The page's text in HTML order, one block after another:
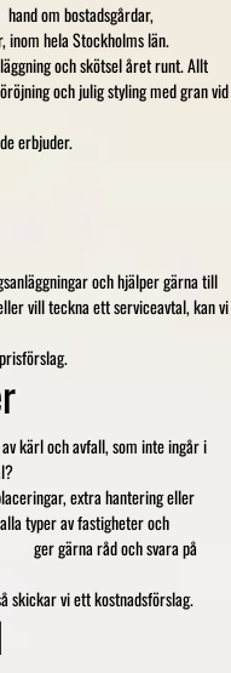
hand om bostadsgårdar,
hela Stockholms län.
och skötsel året runt. Allt
och julig styling med gran vid
erbjuder.
och hjälper gärna till
vill teckna ett serviceavtal, kan vi
kärl och avfall, som inte ingår i
extra hantering eller
typer av fastigheter och
ger gärna råd och svara på
skickar vi ett kostnadsförslag.